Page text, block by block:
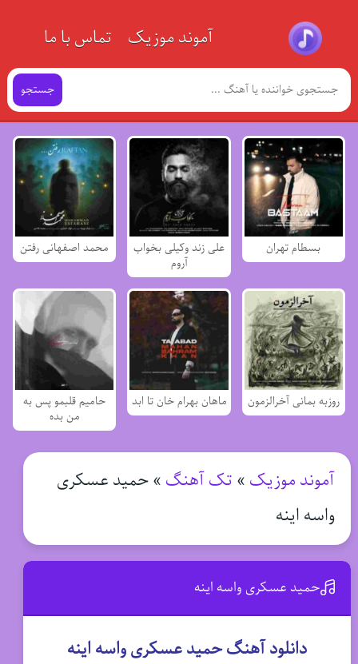
آموند موزیک تماس با ما
جستجو
بسطام تهران
علی زند وکیلی بخواب
آروم
محمد اصفهانی رفتن
روزبه بمانی آخرالزمون ماهان بهرام خان تا ابد
حامیم قلبمو پس به
من بده
آموند موزیک » تک آهنگ »حمید عسکری
واسه اینه
حمید عسکری واسه اینه
دانلود آهنگ حمید عسکری واسه اینه